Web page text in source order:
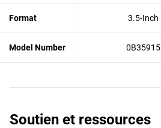
Format 3.5-Inch
Model Number 0B35915
Soutien et ressources